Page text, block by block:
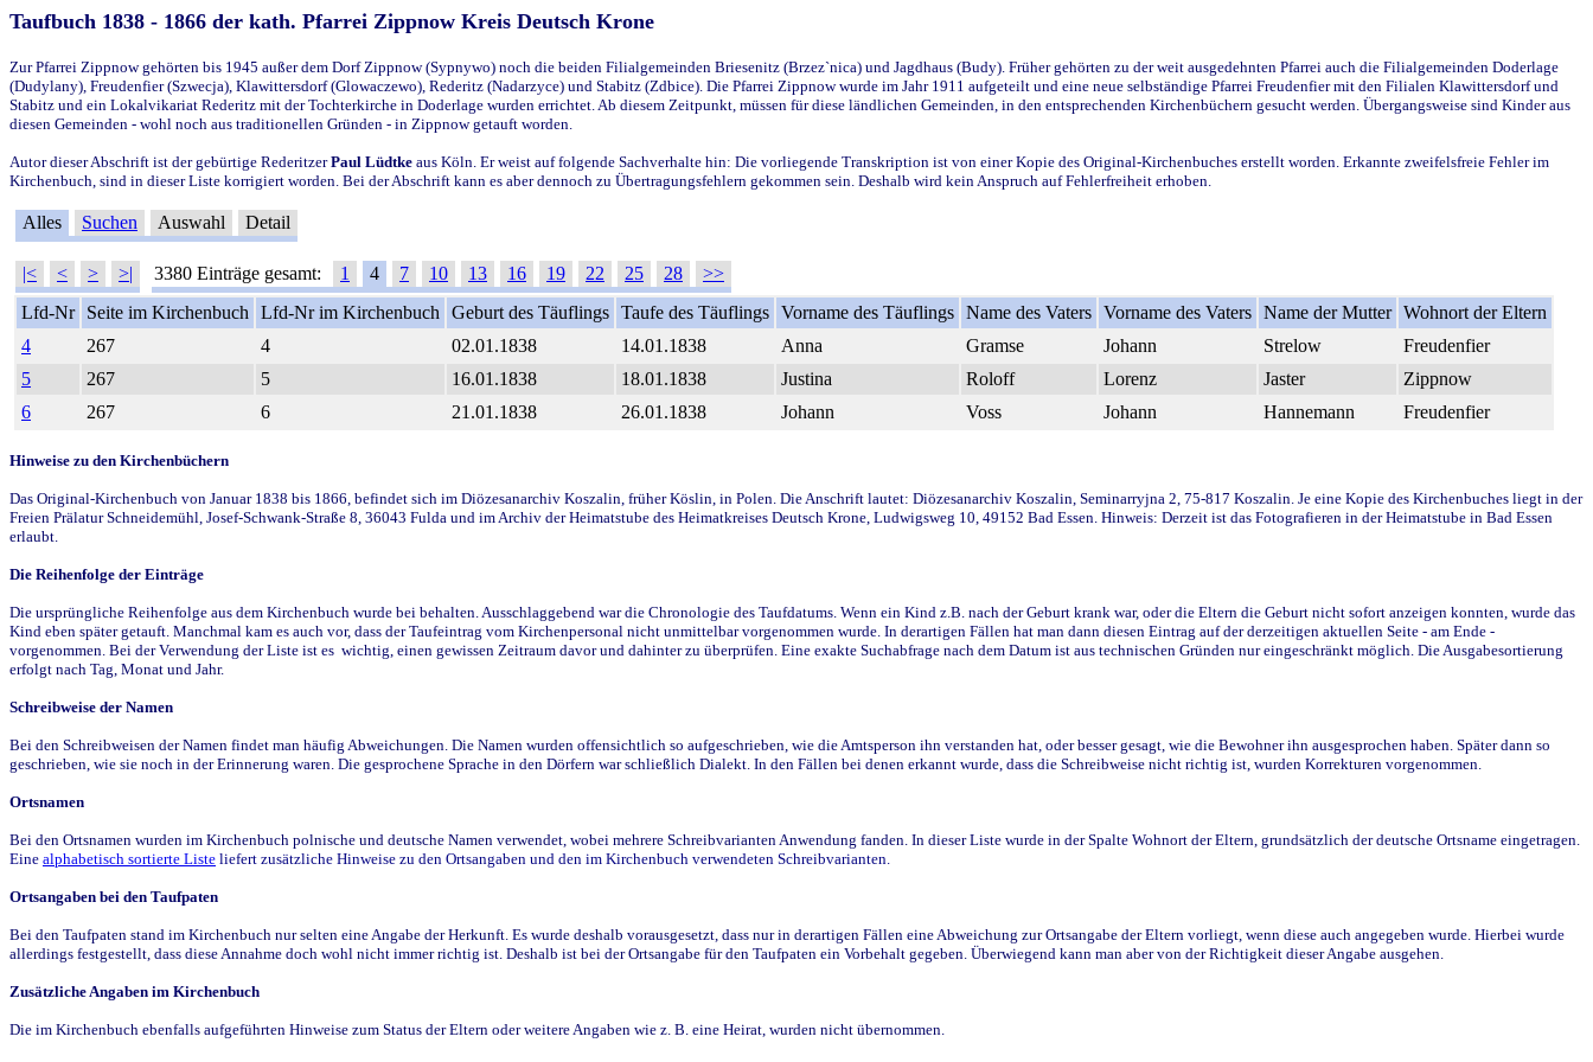
Taufbuch 1838 - 1866 der kath. Pfarrei Zippnow Kreis Deutsch Krone
Zur Pfarrei Zippnow gehörten bis 1945 außer dem Dorf Zippnow (Sypnywo) noch die beiden Filialgemeinden Briesenitz (Brzez`nica) und Jagdhaus (Budy). Früher gehörten zu der weit ausgedehnten Pfarrei auch die Filialgemeinden Doderlage
(Dudylany), Freudenfier (Szwecja), Klawittersdorf (Glowaczewo), Rederitz (Nadarzyce) und Stabitz (Zdbice). Die Pfarrei Zippnow wurde im Jahr 1911 aufgeteilt und eine neue selbständige Pfarrei Freudenfier mit den Filialen Klawittersdorf und
Stabitz und ein Lokalvikariat Rederitz mit der Tochterkirche in Doderlage wurden errichtet. Ab diesem Zeitpunkt, müssen für diese ländlichen Gemeinden, in den entsprechenden Kirchenbüchern gesucht werden. Übergangsweise sind Kinder aus
diesen Gemeinden - wohl noch aus traditionellen Gründen - in Zippnow getauft worden.
Autor dieser Abschrift ist der gebürtige RederitzerPaul Lüdtke aus Köln. Er weist auf folgende Sachverhalte hin: Die vorliegende Transkription ist von einer Kopie des Original-Kirchenbuches erstellt worden. Erkannte zweifelsfreie Fehler im
Kirchenbuch, sind in dieser Liste korrigiert worden. Bei der Abschrift kann es aber dennoch zu Übertragungsfehlern gekommen sein. Deshalb wird kein Anspruch auf Fehlerfreiheit erhoben.
Alles Suchen Auswahl Detail
|< < > >| 3380 Einträge gesamt: 1 4 7 10 13 16 19 22 25 28
>>
Lfd-Nr
Seite im Kirchenbuch Lfd-Nr im Kirchenbuch Geburt des Täuflings Taufe des Täuflings Vorname des Täuflings Name des Vaters Vorname des Vaters Name der Mutter Wohnort der Eltern
4
267 4 02.01.1838 14.01.1838 Anna Gramse Johann Strelow
Freudenfier
5
267 5 16.01.1838 18.01.1838 Justina Roloff Lorenz Jaster
Zippnow
6
267 6 21.01.1838 26.01.1838 Johann Voss Johann Hannemann Freudenfier
Hinweise zu den Kirchenbüchern
Das Original-Kirchenbuch von Januar 1838 bis 1866, befindet sich im Diözesanarchiv Koszalin, früher Köslin, in Polen. Die Anschrift lautet: Diözesanarchiv Koszalin, Seminarryjna 2, 75-817 Koszalin. Je eine Kopie des Kirchenbuches liegt in der
Freien Prälatur Schneidemühl, Josef-Schwank-Straße 8, 36043 Fulda und im Archiv der Heimatstube des Heimatkreises Deutsch Krone, Ludwigsweg 10, 49152 Bad Essen. Hinweis: Derzeit ist das Fotografieren in der Heimatstube in Bad Essen
erlaubt.
Die Reihenfolge der Einträge
Die ursprüngliche Reihenfolge aus dem Kirchenbuch wurde bei behalten. Ausschlaggebend war die Chronologie des Taufdatums. Wenn ein Kind z.B. nach der Geburt krank war, oder die Eltern die Geburt nicht sofort anzeigen konnten, wurde das
Kind eben später getauft. Manchmal kam es auch vor, dass der Taufeintrag vom Kirchenpersonal nicht unmittelbar vorgenommen wurde. In derartigen Fällen hat man dann diesen Eintrag auf der derzeitigen aktuellen Seite - am Ende -
vorgenommen. Bei der Verwendung der Liste ist es wichtig, einen gewissen Zeitraum davor und dahinter zu überprüfen. Eine exakte Suchabfrage nach dem Datum ist aus technischen Gründen nur eingeschränkt möglich. Die Ausgabesortierung
erfolgt nach Tag, Monat und Jahr.
Schreibweise der Namen
Bei den Schreibweisen der Namen findet man häufig Abweichungen. Die Namen wurden offensichtlich so aufgeschrieben, wie die Amtsperson ihn verstanden hat, oder besser gesagt, wie die Bewohner ihn ausgesprochen haben. Später dann so
geschrieben, wie sie noch in der Erinnerung waren. Die gesprochene Sprache in den Dörfern war schließlich Dialekt. In den Fällen bei denen erkannt wurde, dass die Schreibweise nicht richtig ist, wurden Korrekturen vorgenommen.
Ortsnamen
Bei den Ortsnamen wurden im Kirchenbuch polnische und deutsche Namen verwendet, wobei mehrere Schreibvarianten Anwendung fanden. In dieser Liste wurde in der Spalte Wohnort der Eltern, grundsätzlich der deutsche Ortsname eingetragen.
Eine alphabetisch sortierte Liste liefert zusätzliche Hinweise zu den Ortsangaben und den im Kirchenbuch verwendeten Schreibvarianten.
Ortsangaben bei den Taufpaten
Bei den Taufpaten stand im Kirchenbuch nur selten eine Angabe der Herkunft. Es wurde deshalb vorausgesetzt, dass nur in derartigen Fällen eine Abweichung zur Ortsangabe der Eltern vorliegt, wenn diese auch angegeben wurde. Hierbei wurde
allerdings festgestellt, dass diese Annahme doch wohl nicht immer richtig ist. Deshalb ist bei der Ortsangabe für den Taufpaten ein Vorbehalt gegeben. Überwiegend kann man aber von der Richtigkeit dieser Angabe ausgehen.
Zusätzliche Angaben im Kirchenbuch
Die im Kirchenbuch ebenfalls aufgeführten Hinweise zum Status der Eltern oder weitere Angaben wie z. B. eine Heirat, wurden nicht übernommen.